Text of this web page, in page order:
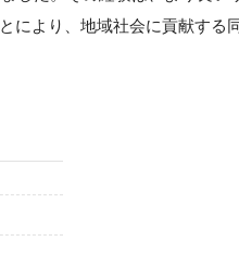
により、地域社会に貢献する